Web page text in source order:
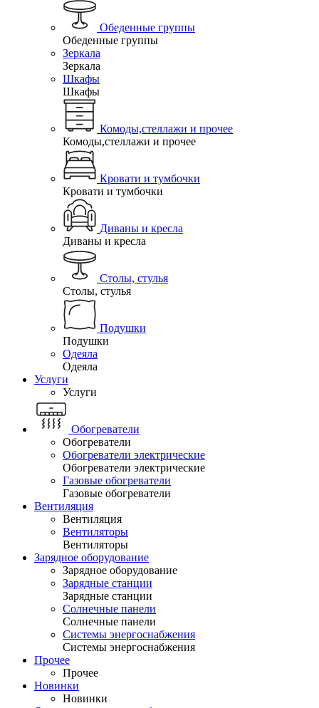
Обеденные группы
Обеденные группы
Зеркала
Зеркала
Шкафы
Шкафы
Комоды,стеллажи и прочее
Комоды,стеллажи и прочее
Кровати и тумбочки
Кровати и тумбочки
Диваны и кресла
Диваны и кресла
Столы, стулья
Столы, стулья
Подушки
Подушки
Одеяла
Одеяла
Услуги
Услуги
Обогреватели
Обогреватели
Обогреватели электрические
Обогреватели электрические
Газовые обогреватели
Газовые обогреватели
Вентиляция
Вентиляция
Вентиляторы
Вентиляторы
Зарядное оборудование
Зарядное оборудование
Зарядные станции
Зарядные станции
Солнечные панели
Солнечные панели
Системы энергоснабжения
Системы энергоснабжения
Прочее
Прочее
Новинки
Новинки